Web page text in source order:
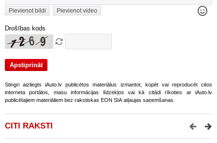
Pievienot bildi Pievienot video
Drošības kods
Stingri aizliegts iAuto.lv publicētos materiālus izmantot, kopēt vai reproducēt citos
interneta portālos, masu informācijas līdzekļos vai kā citādi rīkoties ar iAuto.lv
publicētajiem materiāliem bez rakstiskas EON SIA atļaujas saņemšanas.
CITI RAKSTI